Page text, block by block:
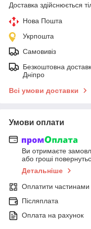
Доставка здійснюється
Нова Пошта
Укрпошта
Самовивіз
Безкоштовна
Дніпро
Всі умови доставки
Умови оплати
Ви отримаєте
або гроші
Детальніше
Оплатити частинами
Післяплата
Оплата на рахунок